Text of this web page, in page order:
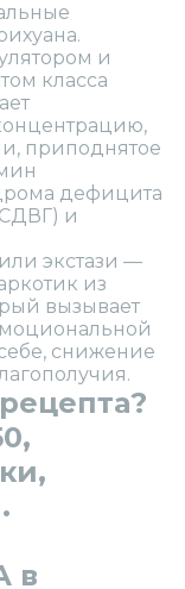
и
класса
приподнятое
дефицита
и
экстази —
из
вызывает
снижение
в